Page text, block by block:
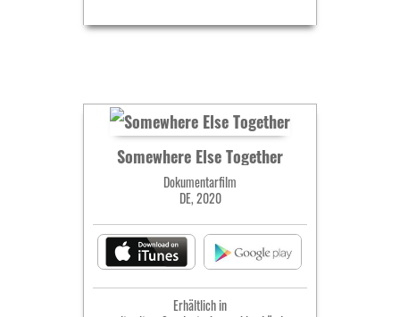
Somewhere Else Together
Dokumentarfilm
DE, 2020
Erhältlich in